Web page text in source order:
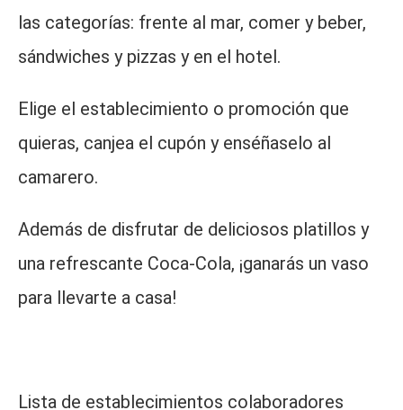
las categorías: frente al mar, comer y beber,
sándwiches y pizzas y en el hotel.
Elige el establecimiento o promoción que
quieras, canjea el cupón y enséñaselo al
camarero.
Además de disfrutar de deliciosos platillos y
una refrescante Coca-Cola, ¡ganarás un vaso
para llevarte a casa!
Lista de establecimientos colaboradores